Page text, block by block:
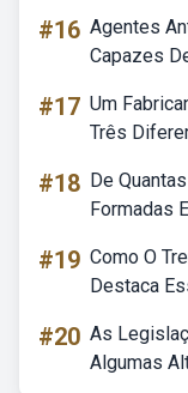
#16 Agentes
Capazes
#17 Um
Três
#18 De
Formadas
#19 Como O
Destaca
#20 As
Algumas